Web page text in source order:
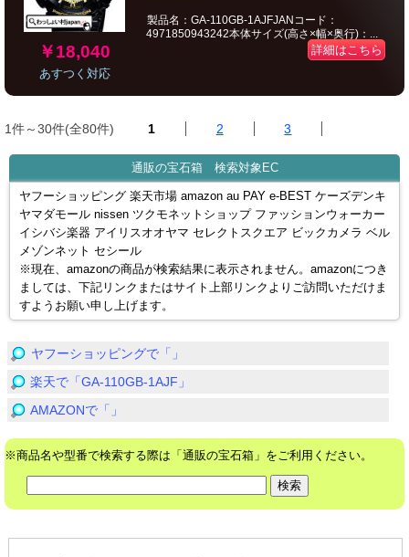
￥18,040
あすつく対応
製品名：GA-110GB-1AJFJANコード：
4971850943242本体サイズ(高さ×幅×奥行)：...
詳細はこちら
1件～30件(全80件) 1 2 3
通販の宝石箱 検索対象EC
ヤフーショッピング 楽天市場 amazon au PAY e-BEST ケーズデンキ
ヤマダモール nissen ツクモネットショップ ファッションウォーカー
イシバシ楽器 アイリスオオヤマ セレクトスクエア ビックカメラ ベル
メゾンネット セシール
※現在、amazonの商品が検索結果に表示されません。amazonにつき
ましては、下記リンクまたはサイト上部リンクよりご訪問いただけま
すようお願い申し上げます。
ヤフーショッピングで「」
楽天で「GA-110GB-1AJF」
AMAZONで「」
※商品名や型番で検索する際は「通販の宝石箱」をご利用ください。